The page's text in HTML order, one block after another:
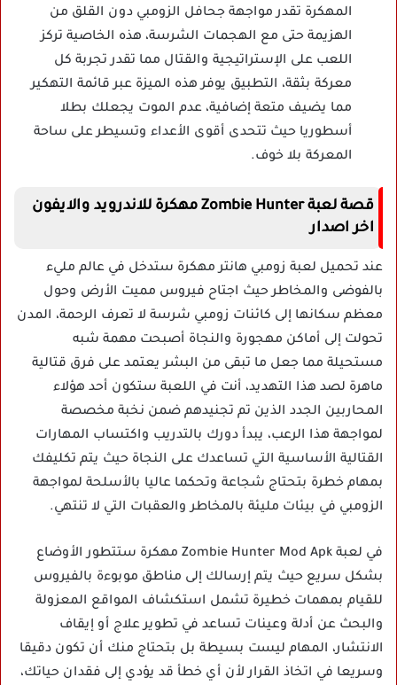
المهكرة تقدر مواجهة جحافل الزومبي دون القلق من
الهزيمة حتى مع الهجمات الشرسة، هذه الخاصية تركز
اللعب على الإستراتيجية والقتال مما تقدر تجربة كل
معركة بثقة، التطبيق يوفر هذه الميزة عبر قائمة التهكير
مما يضيف متعة إضافية، عدم الموت يجعلك بطلا
أسطوريا حيث تتحدى أقوى الأعداء وتسيطر على ساحة
المعركة بلا خوف.
قصة لعبة Zombie Hunter مهكرة للاندرويد والايفون
اخر اصدار
عند تحميل لعبة زومبي هانتر مهكرة ستدخل في عالم مليء
بالفوضى والمخاطر حيث اجتاح فيروس مميت الأرض وحول
معظم سكانها إلى كائنات زومبي شرسة لا تعرف الرحمة، المدن
تحولت إلى أماكن مهجورة والنجاة أصبحت مهمة شبه
مستحيلة مما جعل ما تبقى من البشر يعتمد على فرق قتالية
ماهرة لصد هذا التهديد، أنت في اللعبة ستكون أحد هؤلاء
المحاربين الجدد الذين تم تجنيدهم ضمن نخبة مخصصة
لمواجهة هذا الرعب، يبدأ دورك بالتدريب واكتساب المهارات
القتالية الأساسية التي تساعدك على النجاة حيث يتم تكليفك
بمهام خطرة بتحتاج شجاعة وتحكما عاليا بالأسلحة لمواجهة
الزومبي في بيئات مليئة بالمخاطر والعقبات التي لا تنتهي.
في لعبة Zombie Hunter Mod Apk مهكرة ستتطور الأوضاع
بشكل سريع حيث يتم إرسالك إلى مناطق موبوءة بالفيروس
للقيام بمهمات خطيرة تشمل استكشاف المواقع المعزولة
والبحث عن أدلة وعينات تساعد في تطوير علاج أو إيقاف
الانتشار، المهام ليست بسيطة بل بتحتاج منك أن تكون دقيقا
وسريعا في اتخاذ القرار لأن أي خطأ قد يؤدي إلى فقدان حياتك،